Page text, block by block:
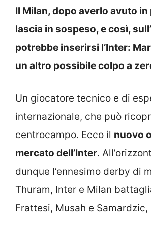
Il Milan, dopo averlo avuto in
lascia in sospeso, e così,
potrebbe inserirsi l’Inter:
un altro possibile colpo a
Un giocatore tecnico e di
internazionale, che può
centrocampo. Ecco il nuovo
mercato dell’Inter.
dunque l’ennesimo derby di
Thuram, Inter e Milan
Frattesi, Musah e Samardzic,